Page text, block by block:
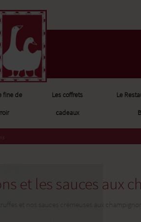
fine de
Les coffrets
cadeaux
Le
et les sauces aux
et nos sauces crémeuses aux